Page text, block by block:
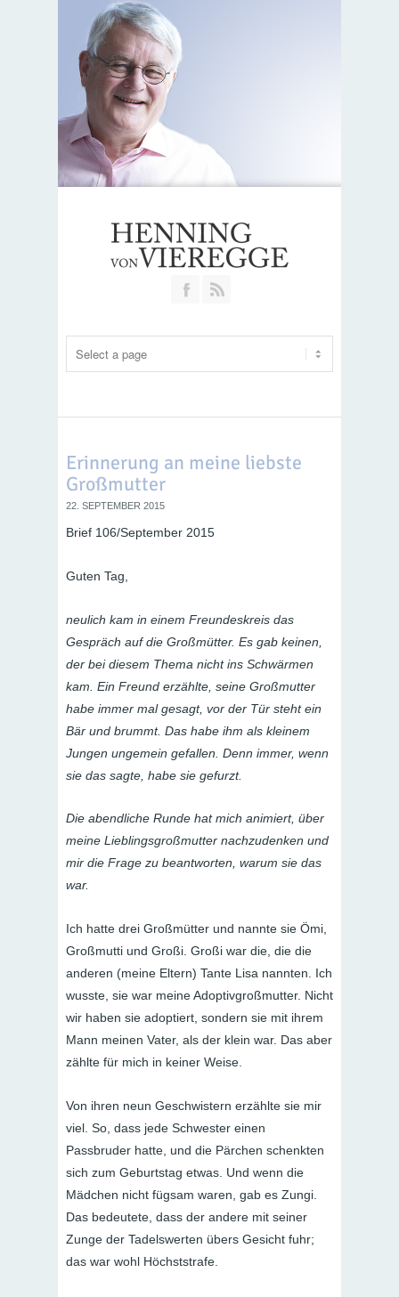
Join our Facebook Group
Erinnerung an meine liebste
Großmutter
22. SEPTEMBER 2015
Brief 106/September 2015
Guten Tag,
neulich kam in einem Freundeskreis das
Gespräch auf die Großmütter. Es gab keinen,
der bei diesem Thema nicht ins Schwärmen
kam. Ein Freund erzählte, seine Großmutter
habe immer mal gesagt, vor der Tür steht ein
Bär und brummt. Das habe ihm als kleinem
Jungen ungemein gefallen. Denn immer, wenn
sie das sagte, habe sie gefurzt.
Die abendliche Runde hat mich animiert, über
meine Lieblingsgroßmutter nachzudenken und
mir die Frage zu beantworten, warum sie das
war.
Ich hatte drei Großmütter und nannte sie Ömi,
Großmutti und Großi. Großi war die, die die
anderen (meine Eltern) Tante Lisa nannten. Ich
wusste, sie war meine Adoptivgroßmutter. Nicht
wir haben sie adoptiert, sondern sie mit ihrem
Mann meinen Vater, als der klein war. Das aber
zählte für mich in keiner Weise.
Von ihren neun Geschwistern erzählte sie mir
viel. So, dass jede Schwester einen
Passbruder hatte, und die Pärchen schenkten
sich zum Geburtstag etwas. Und wenn die
Mädchen nicht fügsam waren, gab es Zungi.
Das bedeutete, dass der andere mit seiner
Zunge der Tadelswerten übers Gesicht fuhr;
das war wohl Höchststrafe.